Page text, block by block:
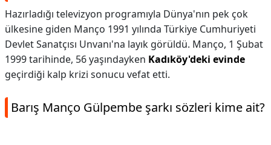
Hazırladığı televizyon programıyla Dünya'nın pek çok
ülkesine giden Manço 1991 yılında Türkiye Cumhuriyeti
Devlet Sanatçısı Unvanı'na layık görüldü. Manço, 1 Şubat
1999 tarihinde, 56 yaşındayken Kadıköy'deki evinde
geçirdiği kalp krizi sonucu vefat etti.
Barış Manço Gülpembe şarkı sözleri kime ait?